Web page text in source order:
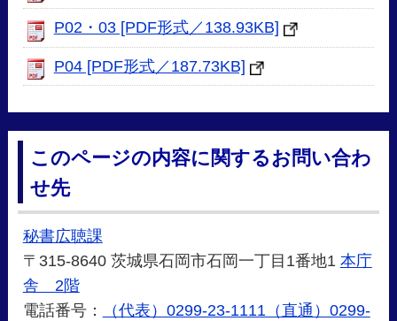
P02・03 [PDF形式／138.93KB]
P04 [PDF形式／187.73KB]
このページの内容に関するお問い合わ
せ先
秘書広聴課
〒315-8640 茨城県石岡市石岡一丁目1番地1 本庁
舎 2階
電話番号：
（代表）0299-23-1111（直通）0299-